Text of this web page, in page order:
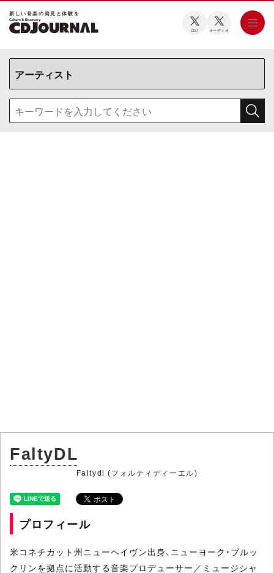
新しい⾳楽の発⾒と体験を
CDJ オーディオ
FaltyDL
Faltydl (フォルティディーエル)
プロフィール
米コネチカット州ニューヘイヴン出身、ニューヨーク・ブルッ
クリンを拠点に活動する音楽プロデューサー／ミュージシャ